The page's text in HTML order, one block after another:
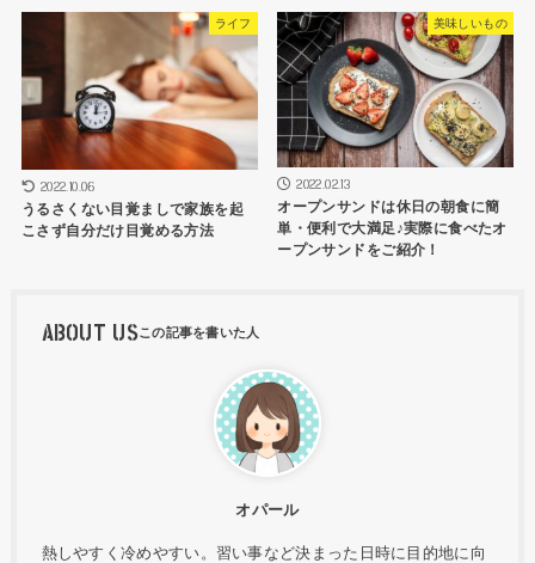
ライフ
2022.10.06
うるさくない目覚ましで家族を起
こさず自分だけ目覚める方法
美味しいもの
2022.02.13
オープンサンドは休日の朝食に簡
単・便利で大満足♪実際に食べたオ
ープンサンドをご紹介！
ABOUT US
オパール
熱しやすく冷めやすい。習い事など決まった日時に目的地に向